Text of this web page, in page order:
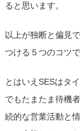
ると思います。
以上が独断と偏見
つける５つのコツで
とはいえSESはタ
でもたまたま待機
続的な営業活動と